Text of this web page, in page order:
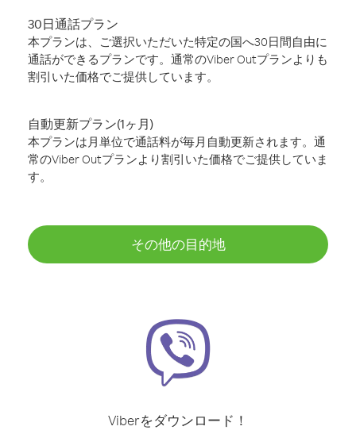
30日通話プラン
本プランは、ご選択いただいた特定の国へ30日間自由に
通話ができるプランです。通常のViber Outプランよりも
割引いた価格でご提供しています。
自動更新プラン(1ヶ月)
本プランは月単位で通話料が毎月自動更新されます。通
常のViber Outプランより割引いた価格でご提供していま
す。
その他の目的地
Viberをダウンロード！